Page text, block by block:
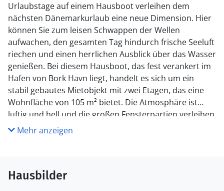
Urlaubstage auf einem Hausboot verleihen dem
nächsten Dänemarkurlaub eine neue Dimension. Hier
können Sie zum leisen Schwappen der Wellen
aufwachen, den gesamten Tag hindurch frische Seeluft
riechen und einen herrlichen Ausblick über das Wasser
genießen. Bei diesem Hausboot, das fest verankert im
Hafen von Bork Havn liegt, handelt es sich um ein
stabil gebautes Mietobjekt mit zwei Etagen, das eine
Wohnfläche von 105 m² bietet. Die Atmosphäre ist
luftig und hell und die großen Fensterpartien verleihen
dem Boot einen schönen Tageslichteinfall. Im
Erdgeschoss können Sie es sich in der Küche am
Aussicht. Die drei vorhandenen Schlafräume verteilen
Mehr anzeigen
Hausbilder